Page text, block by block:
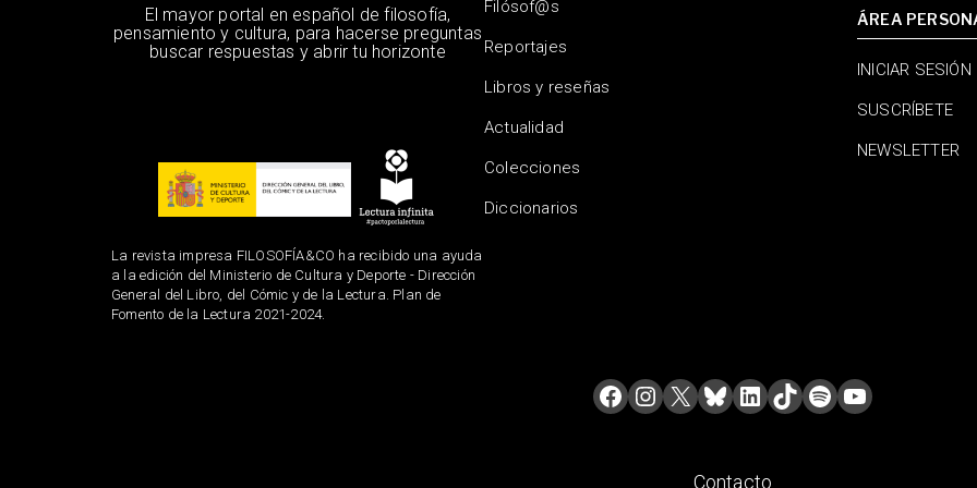
El mayor portal en español de filosofía,
pensamiento y cultura, para hacerse preguntas
buscar respuestas y abrir tu horizonte
La revista impresa FILOSOFÍA&CO ha recibido una ayuda
a la edición del Ministerio de Cultura y Deporte - Dirección
General del Libro, del Cómic y de la Lectura. Plan de
Fomento de la Lectura 2021-2024.
Filósof@s
Reportajes
Libros y reseñas
Actualidad
Colecciones
Diccionarios
ÁREA
INICIAR SESIÓN
SUSCRÍBETE
NEWSLETTER
Contacto